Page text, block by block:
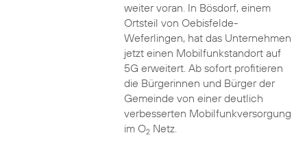
weiter voran. In Bösdorf, einem
Ortsteil von Oebisfelde-
Weferlingen, hat das Unternehmen
jetzt einen Mobilfunkstandort auf
5G erweitert. Ab sofort profitieren
die Bürgerinnen und Bürger der
Gemeinde von einer deutlich
verbesserten Mobilfunkversorgung
im O2Netz.